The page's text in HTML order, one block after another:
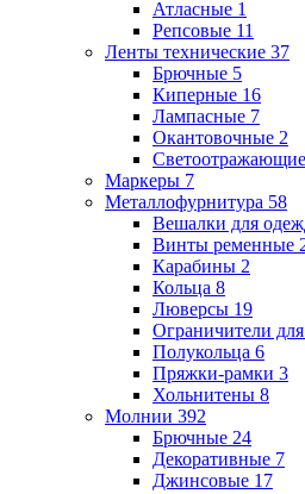
Атласные 1
Репсовые 11
Ленты технические 37
Брючные 5
Киперные 16
Лампасные 7
Окантовочные 2
Светоотражающие
Маркеры 7
Металлофурнитура 58
Вешалки для
Винты ременные
Карабины 2
Кольца 8
Люверсы 19
Ограничители
Полукольца 6
Пряжки-рамки 3
Хольнитены 8
Молнии 392
Брючные 24
Декоративные 7
Джинсовые 17